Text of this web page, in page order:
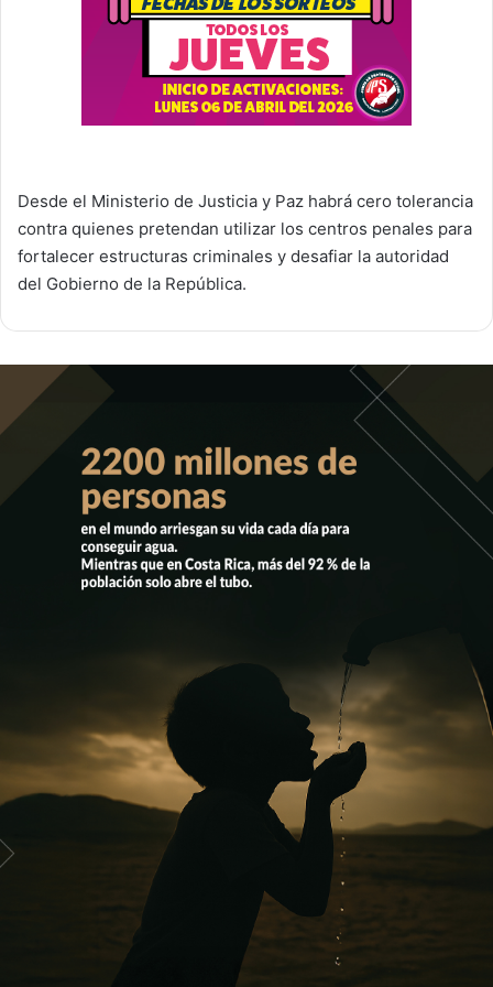
Desde el Ministerio de Justicia y Paz habrá cero tolerancia
contra quienes pretendan utilizar los centros penales para
fortalecer estructuras criminales y desafiar la autoridad
del Gobierno de la República.